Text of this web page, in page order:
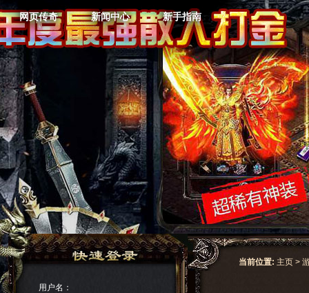
网页传奇 新闻中心 新手指南
当前位置: 主页 >
用户名：